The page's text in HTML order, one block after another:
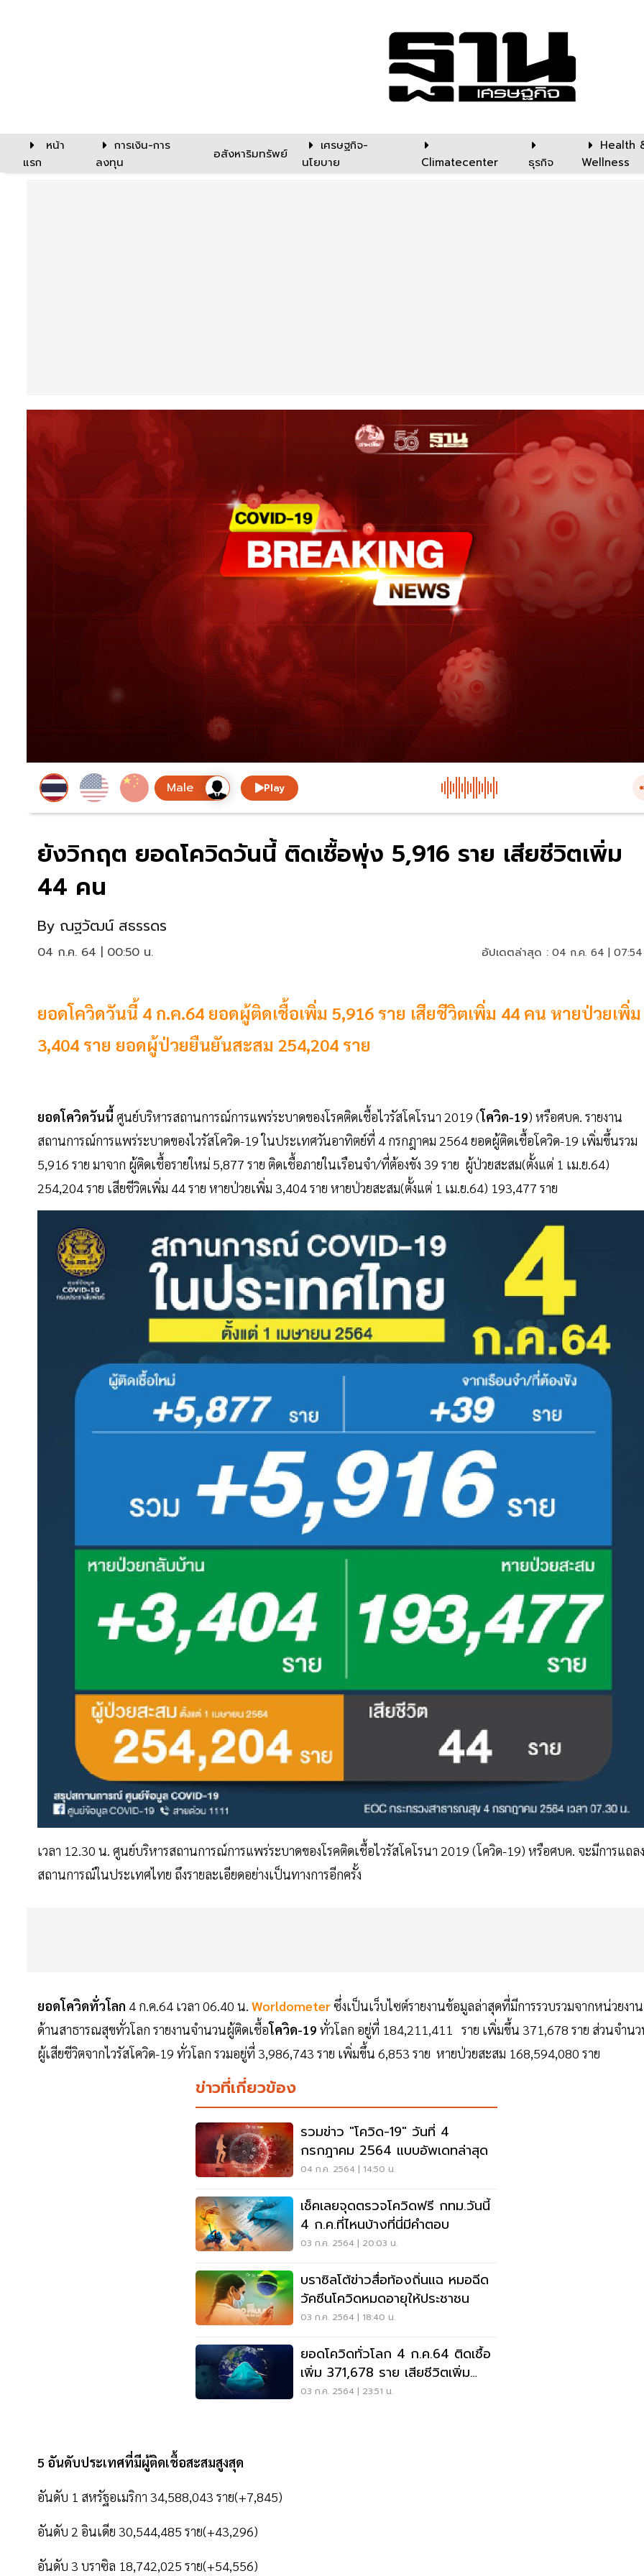
หน้า
แรก
การเงิน-การ
ลงทุน
อสังหาริมทรัพย์
เศรษฐกิจ-
นโยบาย
Climatecenter ธุรกิจ
Health
Wellness
Play
ยังวิกฤต ยอดโควิดวันนี้ ติดเชื้อพุ่ง 5,916 ราย เสียชีวิตเพิ่ม
44 คน
By ณฐวัฒน์ สธรรดร
04 ก.ค. 64 | 00:50 น. อัปเดตล่าสุด : 04 ก.ค. 64 |
ยอดโควิดวันนี้ 4 ก.ค.64 ยอดผู้ติดเชื้อเพิ่ม 5,916 ราย เสียชีวิตเพิ่ม 44 คน หายป่วยเพิ่ม
3,404 ราย ยอดผู้ป่วยยืนยันสะสม 254,204 ราย
ยอดโควิดวันนี้ ศูนย์บริหารสถานการณ์การแพร่ระบาดของโรคติดเชื้อไวรัสโคโรนา 2019 (โควิด-19) หรือศบค. รายงาน
สถานการณ์การแพร่ระบาดของไวรัสโควิด-19 ในประเทศวันอาทิตย์ที่ 4 กรกฎาคม 2564 ยอดผู้ติดเชื้อโควิด-19 เพิ่มขึ้นรวม
5,916 ราย มาจาก ผู้ติดเชื้อรายใหม่ 5,877 ราย ติดเชื้อภายในเรือนจำ/ที่ต้องขัง 39 ราย ผู้ป่วยสะสม(ตั้งแต่ 1 เม.ย.64)
254,204 ราย เสียชีวิตเพิ่ม 44 ราย หายป่วยเพิ่ม 3,404 ราย หายป่วยสะสม(ตั้งแต่ 1 เม.ย.64) 193,477 ราย
เวลา 12.30 น. ศูนย์บริหารสถานการณ์การแพร่ระบาดของโรคติดเชื้อไวรัสโคโรนา 2019 (โควิด-19) หรือศบค. จะมีการแถลง
สถานการณ์ในประเทศไทย ถึงรายละเอียดอย่างเป็นทางการอีกครั้ง
ยอดโควิดทั่วโลก 4 ก.ค.64 เวลา 06.40 น. Worldometerซึ่งเป็นเว็บไซต์รายงานข้อมูลล่าสุดที่มีการรวบรวมจากหน่วยงาน
ด้านสาธารณสุขทั่วโลก รายงานจำนวนผู้ติดเชื้อโควิด-19 ทั่วโลก อยู่ที่ 184,211,411 ราย เพิ่มขึ้น 371,678 ราย ส่วนจำน
ผู้เสียชีวิตจากไวรัสโควิด-19 ทั่วโลก รวมอยู่ที่ 3,986,743 ราย เพิ่มขึ้น 6,853 ราย หายป่วยสะสม 168,594,080 ราย
ข่าวที่เกี่ยวข้อง
รวมข่าว "โควิด-19" วันที่ 4
กรกฎาคม 2564 แบบอัพเดทล่าสุด
04 ก.ค. 2564 | 14:50 น.
เช็คเลยจุดตรวจโควิดฟรี กทม.วันนี้
4 ก.ค.ที่ไหนบ้างที่นี่มีคำตอบ
03 ก.ค. 2564 | 20:03 น.
บราซิลโต้ข่าวสื่อท้องถิ่นแฉ หมอฉีด
วัคซีนโควิดหมดอายุให้ประชาชน
03 ก.ค. 2564 | 18:40 น.
ยอดโควิดทั่วโลก 4 ก.ค.64 ติดเชื้อ
เพิ่ม 371,678 ราย เสียชีวิตเพิ่ม
6,853 ราย
03 ก.ค. 2564 | 23:51 น.
5 อันดับประเทศที่มีผู้ติดเชื้อสะสมสูงสุด
อันดับ 1 สหรัฐอเมริกา 34,588,043 ราย(+7,845)
อันดับ 2 อินเดีย 30,544,485 ราย(+43,296)
อันดับ 3 บราซิล 18,742,025 ราย(+54,556)